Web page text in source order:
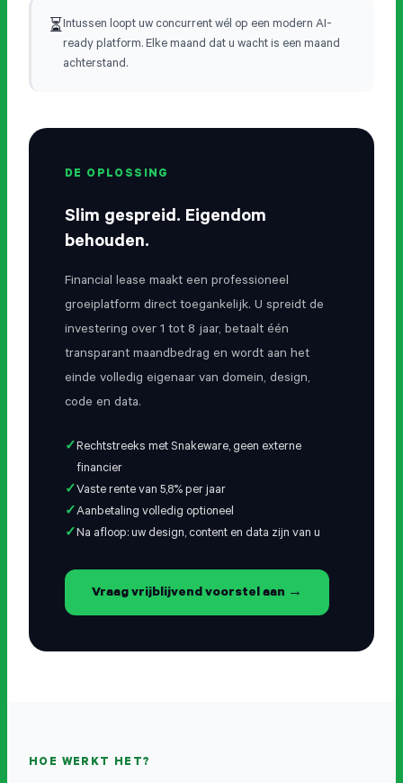
⏳ Intussen loopt uw concurrent wél op een modern AI-
ready platform. Elke maand dat u wacht is een maand
achterstand.
DE OPLOSSING
Slim gespreid. Eigendom
behouden.
Financial lease maakt een professioneel
groeiplatform direct toegankelijk. U spreidt de
investering over 1 tot 8 jaar, betaalt één
transparant maandbedrag en wordt aan het
einde volledig eigenaar van domein, design,
code en data.
Rechtstreeks met Snakeware, geen externe
financier
Vaste rente van 5,8% per jaar
Aanbetaling volledig optioneel
Na afloop: uw design, content en data zijn van u
Vraag vrijblijvend voorstel aan →
HOE WERKT HET?